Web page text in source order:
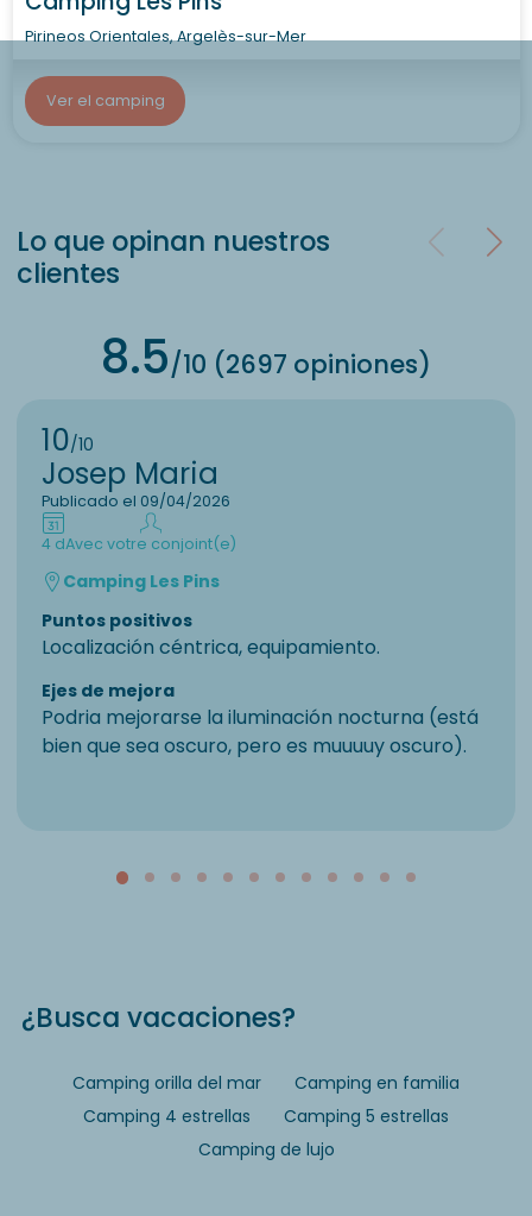
Pirineos Orientales, Argelès-sur-Mer
Ver el camping
Lo que opinan nuestros
clientes
8.5/10 (2697 opiniones)
10/10
Josep Maria
Publicado el 09/04/2026
4 dAvec votre conjoint(e)
Camping Les Pins
Puntos positivos
Localización céntrica, equipamiento.
Ejes de mejora
Podria mejorarse la iluminación nocturna (está
bien que sea oscuro, pero es muuuuy oscuro).
¿Busca vacaciones?
Camping orilla del mar
Camping en familia
Camping 4 estrellas
Camping 5 estrellas
Camping de lujo